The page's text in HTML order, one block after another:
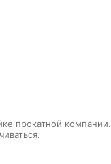
прокатной компании.